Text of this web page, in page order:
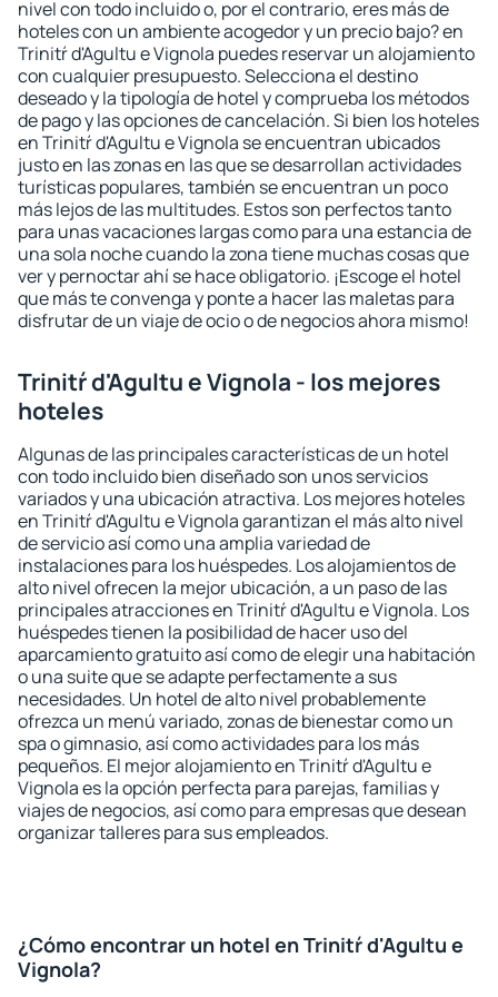
nivel con todo incluido o, por el contrario, eres más de
hoteles con un ambiente acogedor y un precio bajo? en
Trinitŕ d'Agultu e Vignola puedes reservar un alojamiento
con cualquier presupuesto. Selecciona el destino
deseado y la tipología de hotel y comprueba los métodos
de pago y las opciones de cancelación. Si bien los hoteles
en Trinitŕ d'Agultu e Vignola se encuentran ubicados
justo en las zonas en las que se desarrollan actividades
turísticas populares, también se encuentran un poco
más lejos de las multitudes. Estos son perfectos tanto
para unas vacaciones largas como para una estancia de
una sola noche cuando la zona tiene muchas cosas que
ver y pernoctar ahí se hace obligatorio. ¡Escoge el hotel
que más te convenga y ponte a hacer las maletas para
disfrutar de un viaje de ocio o de negocios ahora mismo!
Trinitŕ d'Agultu e Vignola - los mejores
hoteles
Algunas de las principales características de un hotel
con todo incluido bien diseñado son unos servicios
variados y una ubicación atractiva. Los mejores hoteles
en Trinitŕ d'Agultu e Vignola garantizan el más alto nivel
de servicio así como una amplia variedad de
instalaciones para los huéspedes. Los alojamientos de
alto nivel ofrecen la mejor ubicación, a un paso de las
principales atracciones en Trinitŕ d'Agultu e Vignola. Los
huéspedes tienen la posibilidad de hacer uso del
aparcamiento gratuito así como de elegir una habitación
o una suite que se adapte perfectamente a sus
necesidades. Un hotel de alto nivel probablemente
ofrezca un menú variado, zonas de bienestar como un
spa o gimnasio, así como actividades para los más
pequeños. El mejor alojamiento en Trinitŕ d'Agultu e
Vignola es la opción perfecta para parejas, familias y
viajes de negocios, así como para empresas que desean
organizar talleres para sus empleados.
¿Cómo encontrar un hotel en Trinitŕ d'Agultu e
Vignola?